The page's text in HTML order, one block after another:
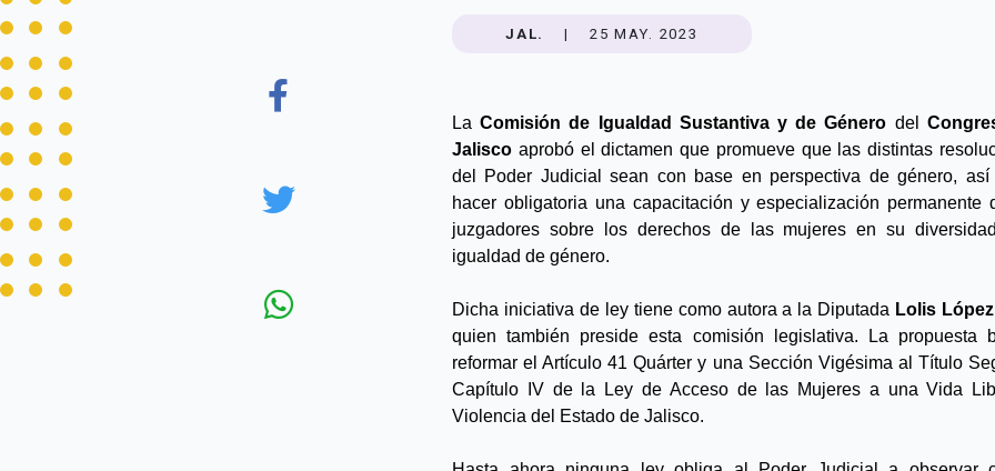
JAL. | 25 MAY. 2023
La Comisión de Igualdad Sustantiva y de Género del
Jalisco aprobó el dictamen que promueve que las distintas
del Poder Judicial sean con base en perspectiva de género, así
hacer obligatoria una capacitación y especialización permanente
juzgadores sobre los derechos de las mujeres en su
igualdad de género.
Dicha iniciativa de ley tiene como autora a la Diputada Lolis
quien también preside esta comisión legislativa. La propuesta
reformar el Artículo 41 Quárter y una Sección Vigésima al Título
Capítulo IV de la Ley de Acceso de las Mujeres a una Vida
Violencia del Estado de Jalisco.